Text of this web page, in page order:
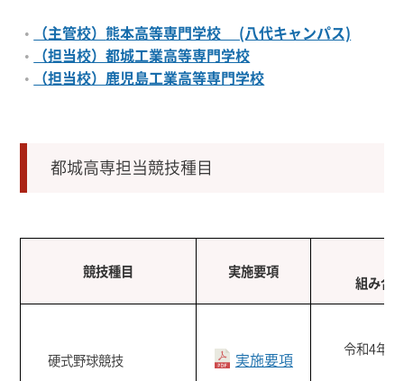
（主管校）熊本高等専門学校 (八代キャンパス)
（担当校）都城工業高等専門学校
（担当校）鹿児島工業高等専門学校
都城高専担当競技種目
競技種目 実施要項
組み合
硬式野球競技 実施要項 令和4年7